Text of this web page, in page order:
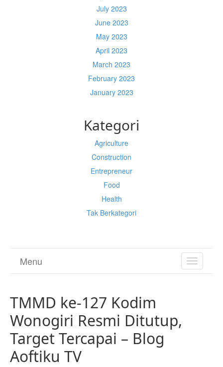
July 2023
June 2023
May 2023
April 2023
March 2023
February 2023
January 2023
Kategori
Agriculture
Construction
Entrepreneur
Food
Health
Tak Berkategori
TOGGLE
Menu
TMMD ke-127 Kodim
Wonogiri Resmi Ditutup,
Target Tercapai – Blog
Aoftiku TV